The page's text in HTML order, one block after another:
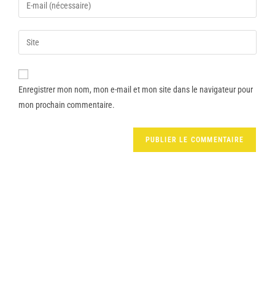
Enregistrer mon nom, mon e-mail et mon site dans le navigateur pour
mon prochain commentaire.